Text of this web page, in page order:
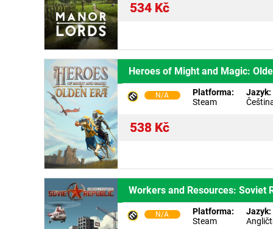
534 Kč
Heroes of Might and Magic:
N/A
Platforma:
Steam
Jazyk:
538 Kč
Workers and Resources: Soviet
N/A
Platforma:
Steam
Jazyk: